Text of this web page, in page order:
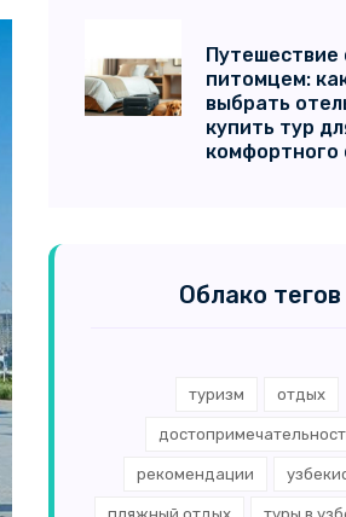
Путешествие
питомцем:
выбрать
купить тур
комфортного
Облако тегов
туризм отдых
рекомендации